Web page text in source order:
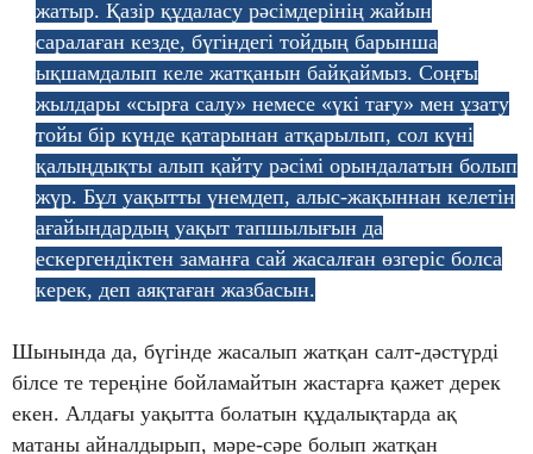
жатыр. Қазір құдаласу рәсімдерінің жайын
саралаған кезде, бүгіндегі тойдың барынша
ықшамдалып келе жатқанын байқаймыз. Соңғы
жылдары «сырға салу» немесе «үкі тағу» мен ұзату
тойы бір күнде қатарынан атқарылып, сол күні
қалыңдықты алып қайту рәсімі орындалатын болып
жүр. Бұл уақытты үнемдеп, алыс-жақыннан келетін
ағайындардың уақыт тапшылығын да
ескергендіктен заманға сай жасалған өзгеріс болса
керек, деп аяқтаған жазбасын.
Шынында да, бүгінде жасалып жатқан салт-дәстүрді
білсе те тереңіне бойламайтын жастарға қажет дерек
екен. Алдағы уақытта болатын құдалықтарда ақ
матаны айналдырып, мәре-сәре болып жатқан